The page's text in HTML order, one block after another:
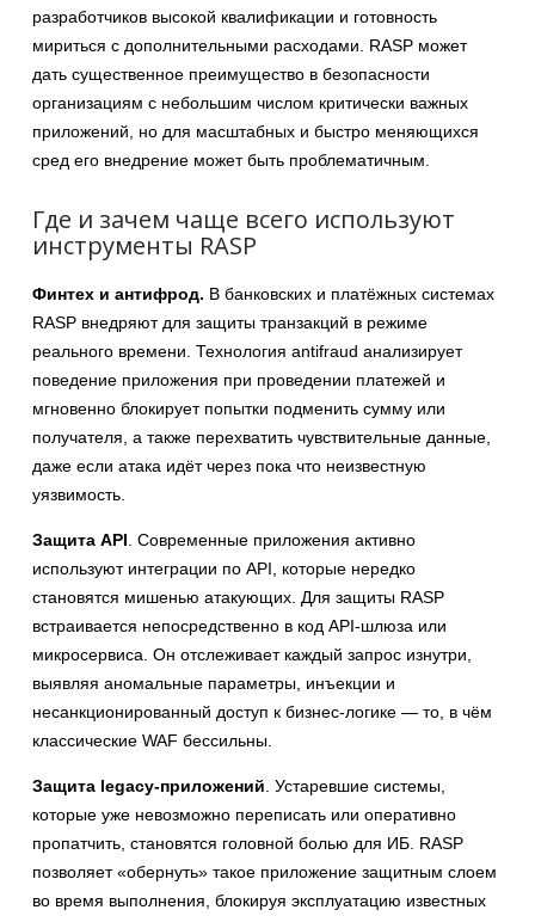
разработчиков высокой квалификации и готовность
мириться с дополнительными расходами. RASP может
дать существенное преимущество в безопасности
организациям с небольшим числом критически важных
приложений, но для масштабных и быстро меняющихся
сред его внедрение может быть проблематичным.
Где и зачем чаще всего используют
инструменты RASP
Финтех и антифрод. В банковских и платёжных системах
RASP внедряют для защиты транзакций в режиме
реального времени. Технология antifraud анализирует
поведение приложения при проведении платежей и
мгновенно блокирует попытки подменить сумму или
получателя, а также перехватить чувствительные данные,
даже если атака идёт через пока что неизвестную
уязвимость.
Защита API. Современные приложения активно
используют интеграции по API, которые нередко
становятся мишенью атакующих. Для защиты RASP
встраивается непосредственно в код API-шлюза или
микросервиса. Он отслеживает каждый запрос изнутри,
выявляя аномальные параметры, инъекции и
несанкционированный доступ к бизнес-логике — то, в чём
классические WAF бессильны.
Защита legacy-приложений. Устаревшие системы,
которые уже невозможно переписать или оперативно
пропатчить, становятся головной болью для ИБ. RASP
позволяет «обернуть» такое приложение защитным слоем
во время выполнения, блокируя эксплуатацию известных